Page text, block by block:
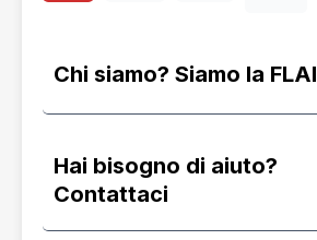
Chi siamo? Siamo la FLAI
Hai bisogno di aiuto?
Contattaci